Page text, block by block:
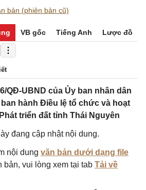
bản (phiên bản cũ)
VB gốc Tiếng Anh Lược đồ
QĐ-UBND của Ủy ban nhân dân
hành Điều lệ tổ chức và hoạt
triển đất tỉnh Thái Nguyên
đang cập nhật nội dung.
nội dung văn bản dưới dạng file
bản, vui lòng xem tại tab Tải về